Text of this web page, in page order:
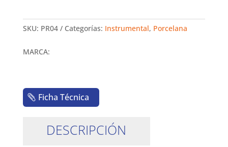
SKU: PR04 Categorías: Instrumental, Porcelana
MARCA:
Ficha Técnica
DESCRIPCIÓN